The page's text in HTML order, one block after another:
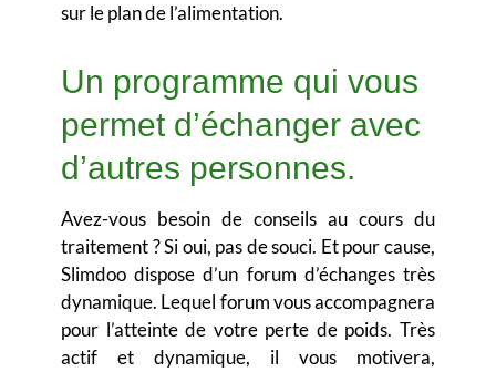
sur le plan de l’alimentation.
Un programme qui vous
permet d’échanger avec
d’autres personnes.
Avez-vous besoin de conseils au cours du
traitement ? Si oui, pas de souci. Et pour cause,
Slimdoo dispose d’un forum d’échanges très
dynamique. Lequel forum vous accompagnera
pour l’atteinte de votre perte de poids. Très
actif et dynamique, il vous motivera,